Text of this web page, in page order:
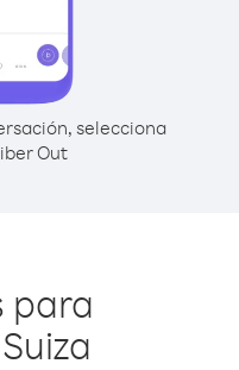
selecciona
Out
para